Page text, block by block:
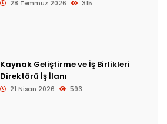
28 Temmuz 2026 315
Kaynak Geliştirme ve İş Birlikleri
Direktörü İş İlanı
21 Nisan 2026 593